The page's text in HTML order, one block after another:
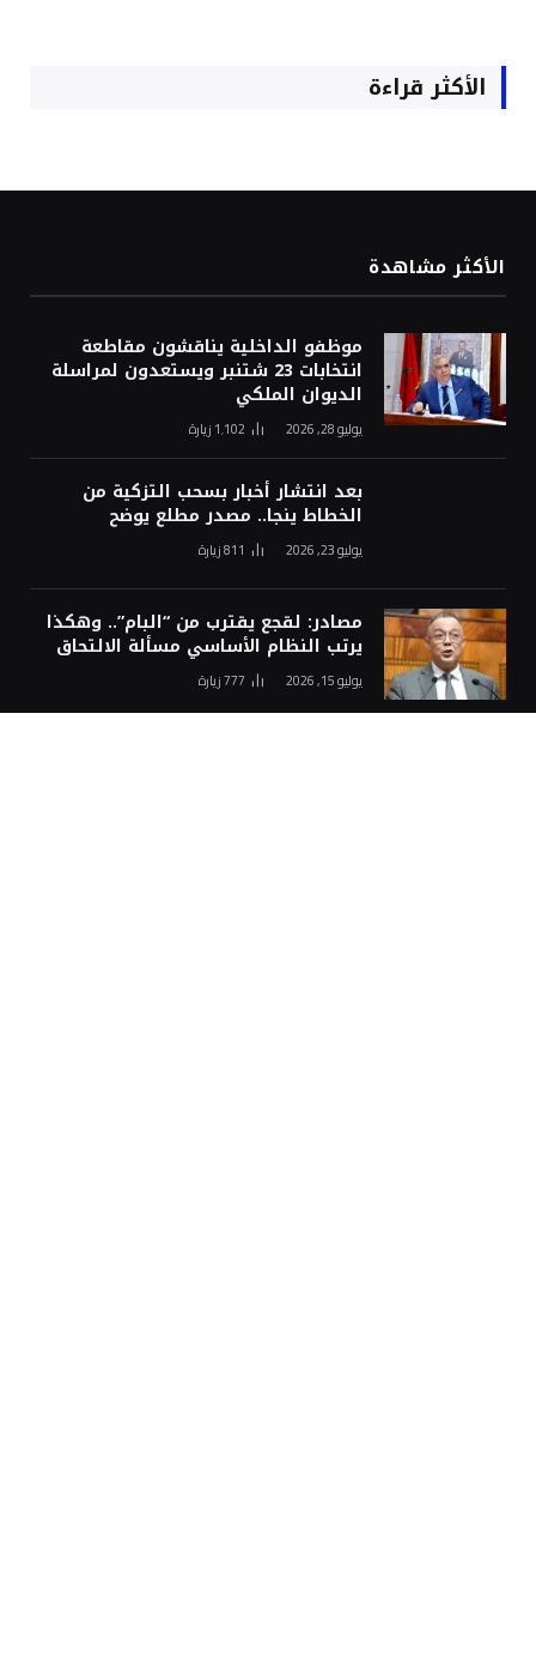
الأكثر قراءة
الأكثر مشاهدة
موظفو الداخلية يناقشون مقاطعة
انتخابات 23 شتنبر ويستعدون لمراسلة
الديوان الملكي
يوليو 28, 2026 1٬102 زيارة
بعد انتشار أخبار بسحب التزكية من
الخطاط ينجا.. مصدر مطلع يوضح
يوليو 23, 2026 811زيارة
مصادر: لقجع يقترب من “البام”.. وهكذا
يرتب النظام الأساسي مسألة الالتحاق
يوليو 15, 2026 777زيارة